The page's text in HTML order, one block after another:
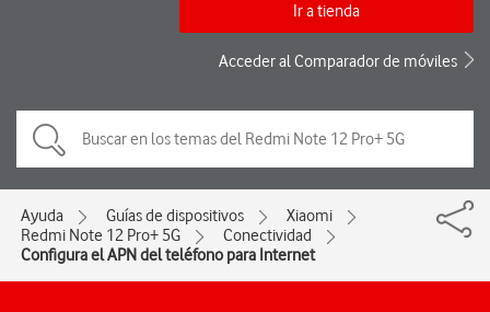
Ir a tienda
Acceder al Comparador de móviles
Ayuda Guías de dispositivos
Xiaomi
Redmi Note 12 Pro+ 5G
Conectividad
Configura el APN del teléfono para Internet